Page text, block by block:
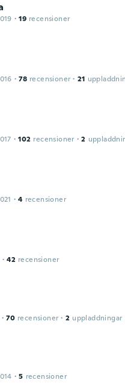
· 19 recensioner
· 78 recensioner · 21
· 102 recensioner · 2
· 4 recensioner
· 42 recensioner
· 70 recensioner · 2 uppladdningar
· 5 recensioner